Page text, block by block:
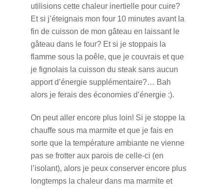
utilisions cette chaleur inertielle pour cuire?
Et si j’éteignais mon four 10 minutes avant la
fin de cuisson de mon gâteau en laissant le
gâteau dans le four? Et si je stoppais la
flamme sous la poêle, que je couvrais et que
je fignolais la cuisson du steak sans aucun
apport d’énergie supplémentaire?… Bah
alors je ferais des économies d’énergie :).
On peut aller encore plus loin! Si je stoppe la
chauffe sous ma marmite et que je fais en
sorte que la température ambiante ne vienne
pas se frotter aux parois de celle-ci (en
l’isolant), alors je peux conserver encore plus
longtemps la chaleur dans ma marmite et